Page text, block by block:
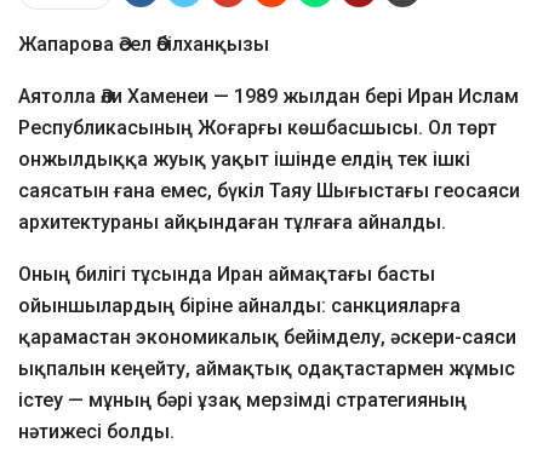
Жапарова Әсел Әбілханқызы
Аятолла Әли Хаменеи — 1989 жылдан бері Иран Ислам
Республикасының Жоғарғы көшбасшысы. Ол төрт
онжылдыққа жуық уақыт ішінде елдің тек ішкі
саясатын ғана емес, бүкіл Таяу Шығыстағы геосаяси
архитектураны айқындаған тұлғаға айналды.
Оның билігі тұсында Иран аймақтағы басты
ойыншылардың біріне айналды: санкцияларға
қарамастан экономикалық бейімделу, әскери-саяси
ықпалын кеңейту, аймақтық одақтастармен жұмыс
істеу — мұның бәрі ұзақ мерзімді стратегияның
нәтижесі болды.